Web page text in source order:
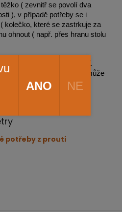
( zevnitř se povolí dva
), v případě potřeby se i
kolečko, které se zastrkuje za
ohnout ( např. přes hranu stolu
se mohou drobně LIŠIT.
je jedinečná a tak nemůže
a provedením stejná.
potřeby z proutí
ANO NE